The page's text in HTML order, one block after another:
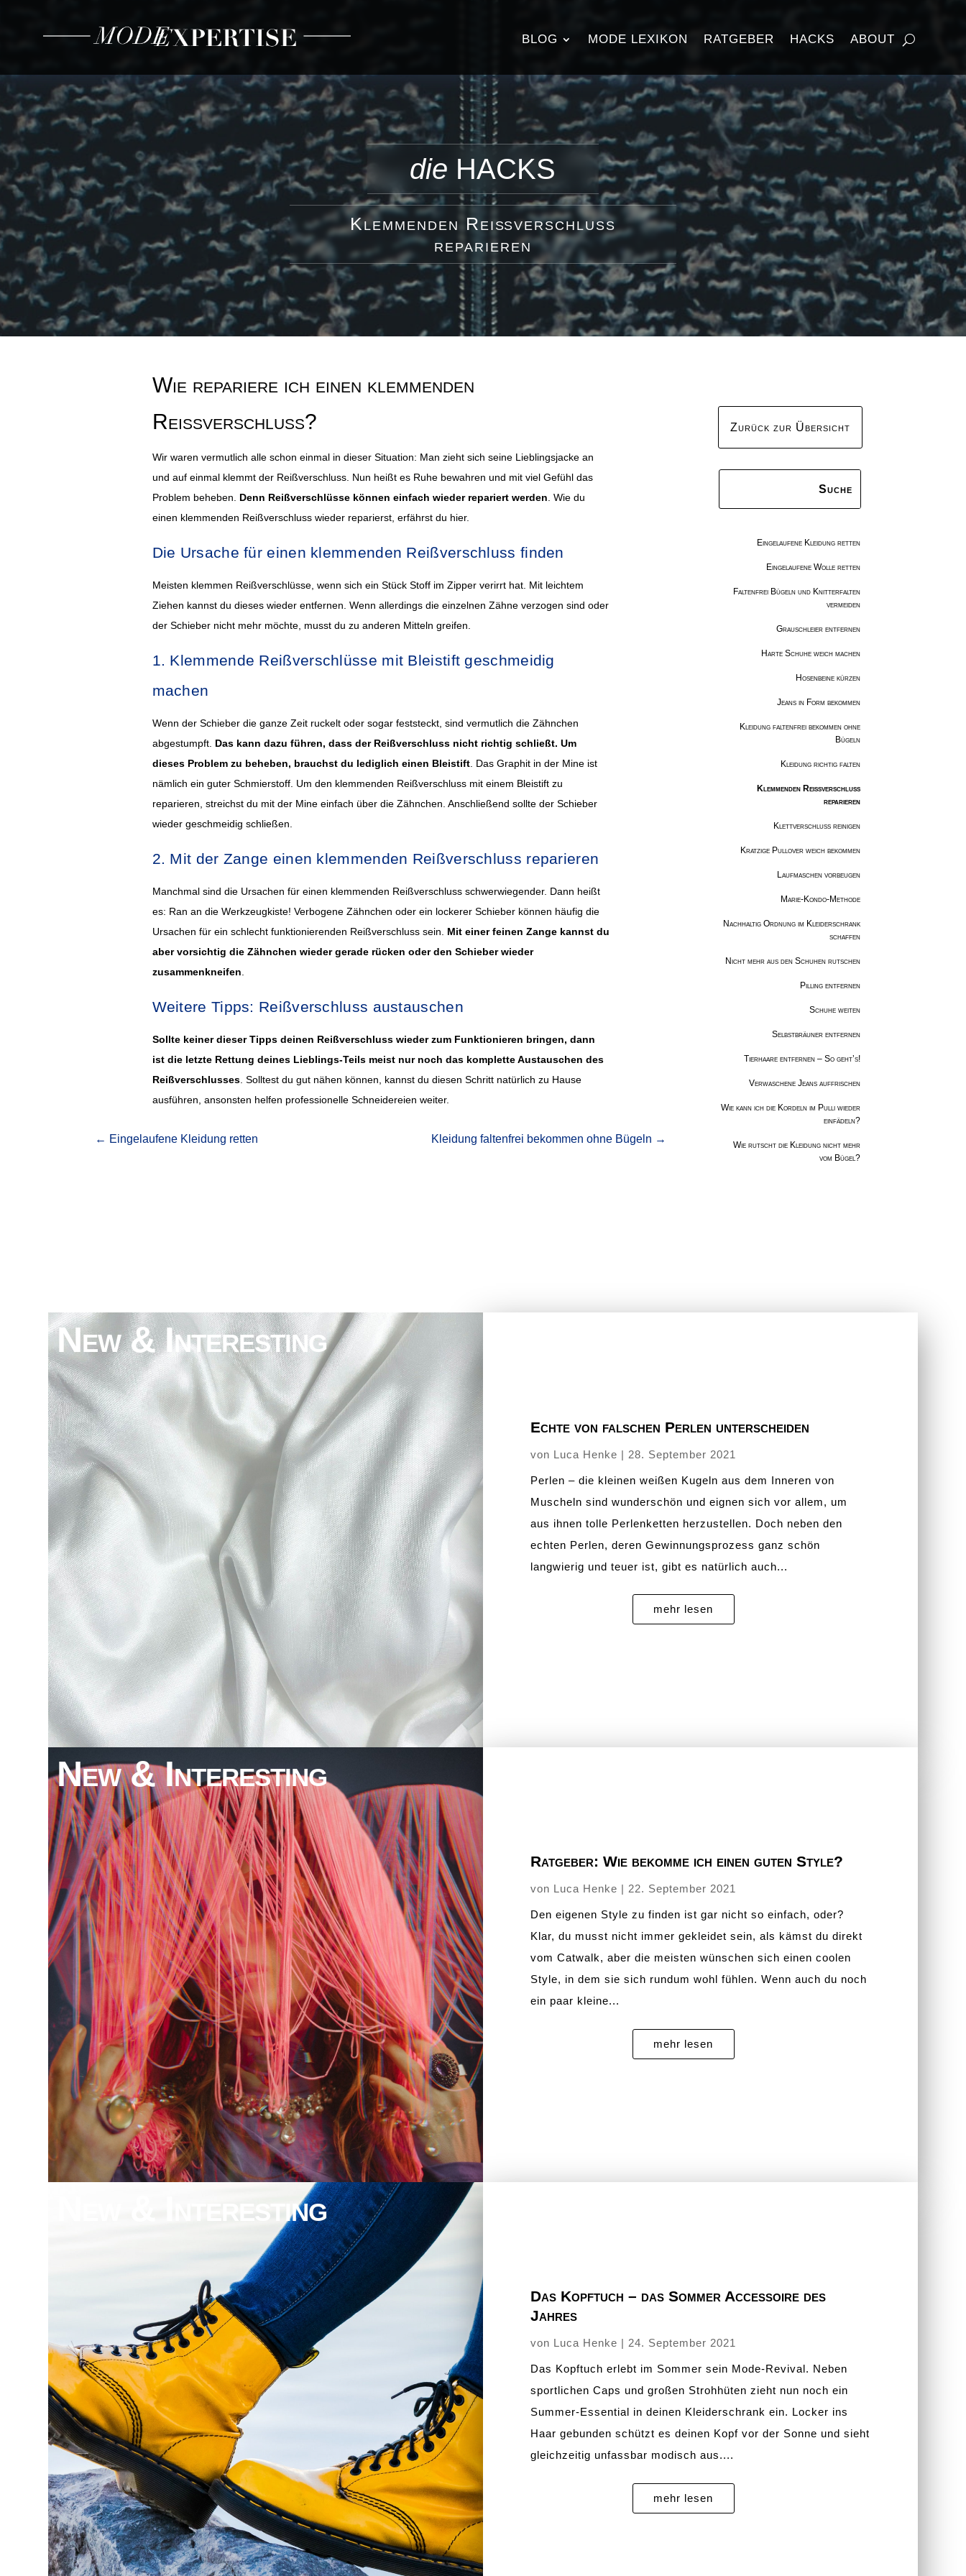
BLOG MODE LEXIKON RATGEBER HACKS ABOUT
die HACKS
Klemmenden Reißverschluss
reparieren
Wie repariere ich einen klemmenden
Reißverschluss?
Wir waren vermutlich alle schon einmal in dieser Situation: Man zieht sich seine Lieblingsjacke an
und auf einmal klemmt der Reißverschluss. Nun heißt es Ruhe bewahren und mit viel Gefühl das
Problem beheben. Denn Reißverschlüsse können einfach wieder repariert werden . Wie du
einen klemmenden Reißverschluss wieder reparierst, erfährst du hier.
Die Ursache für einen klemmenden Reißverschluss finden
Meisten klemmen Reißverschlüsse, wenn sich ein Stück Stoff im Zipper verirrt hat. Mit leichtem
Ziehen kannst du dieses wieder entfernen. Wenn allerdings die einzelnen Zähne verzogen sind oder
der Schieber nicht mehr möchte, musst du zu anderen Mitteln greifen.
1. Klemmende Reißverschlüsse mit Bleistift geschmeidig
machen
Wenn der Schieber die ganze Zeit ruckelt oder sogar feststeckt, sind vermutlich die Zähnchen
abgestumpft. Das kann dazu führen, dass der Reißverschluss nicht richtig schließt. Um
dieses Problem zu beheben, brauchst du lediglich einen Bleistift. Das Graphit in der Mine ist
nämlich ein guter Schmierstoff. Um den klemmenden Reißverschluss mit einem Bleistift zu
reparieren, streichst du mit der Mine einfach über die Zähnchen. Anschließend sollte der Schieber
wieder geschmeidig schließen.
2. Mit der Zange einen klemmenden Reißverschluss reparieren
Manchmal sind die Ursachen für einen klemmenden Reißverschluss schwerwiegender. Dann heißt
es: Ran an die Werkzeugkiste! Verbogene Zähnchen oder ein lockerer Schieber können häufig die
Ursachen für ein schlecht funktionierenden Reißverschluss sein. Mit einer feinen Zange kannst du
aber vorsichtig die Zähnchen wieder gerade rücken oder den Schieber wieder
zusammenkneifen
Weitere Tipps: Reißverschluss austauschen
Sollte keiner dieser Tipps deinen Reißverschluss wieder zum Funktionieren bringen, dann
ist die letzte Rettung deines Lieblings-Teils meist nur noch das komplette Austauschen des
Reißverschlusses. Solltest du gut nähen können, kannst du diesen Schritt natürlich zu Hause
ausführen, ansonsten helfen professionelle Schneidereien weiter.
← Eingelaufene Kleidung retten Kleidung faltenfrei bekommen ohne Bügeln →
Zurück zur Übersicht
Eingelaufene Kleidung retten
Eingelaufene Wolle retten
Faltenfrei Bügeln und Knitterfalten
vermeiden
Grauschleier entfernen
Harte Schuhe weich machen
Hosenbeine kürzen
Jeans in Form bekommen
Kleidung faltenfrei bekommen ohne
Bügeln
Kleidung richtig falten
Klemmenden Reißverschluss
reparieren
Klettverschluss reinigen
Kratzige Pullover weich bekommen
Laufmaschen vorbeugen
Marie-Kondo-Methode
Nachhaltig Ordnung im Kleiderschrank
schaffen
Nicht mehr aus den Schuhen rutschen
Pilling entfernen
Schuhe weiten
Selbstbräuner entfernen
Tierhaare entfernen – So geht’s!
Verwaschene Jeans auffrischen
Wie kann ich die Kordeln im Pulli wieder
einfädeln?
Wie rutscht die Kleidung nicht mehr
vom Bügel?
New & Interesting
Echte von falschen Perlen unterscheiden
von Luca Henke | 28. September 2021
Perlen – die kleinen weißen Kugeln aus dem Inneren von
Muscheln sind wunderschön und eignen sich vor allem, um
aus ihnen tolle Perlenketten herzustellen. Doch neben den
echten Perlen, deren Gewinnungsprozess ganz schön
langwierig und teuer ist, gibt es natürlich auch...
mehr lesen
New & Interesting
Ratgeber: Wie bekomme ich einen guten Style?
von Luca Henke | 22. September 2021
Den eigenen Style zu finden ist gar nicht so einfach, oder?
Klar, du musst nicht immer gekleidet sein, als kämst du direkt
vom Catwalk, aber die meisten wünschen sich einen coolen
Style, in dem sie sich rundum wohl fühlen. Wenn auch du noch
ein paar kleine...
mehr lesen
New & Interesting
Das Kopftuch – das Sommer Accessoire des
Jahres
von Luca Henke | 24. September 2021
Das Kopftuch erlebt im Sommer sein Mode-Revival. Neben
sportlichen Caps und großen Strohhüten zieht nun noch ein
Summer-Essential in deinen Kleiderschrank ein. Locker ins
Haar gebunden schützt es deinen Kopf vor der Sonne und sieht
gleichzeitig unfassbar modisch aus....
mehr lesen